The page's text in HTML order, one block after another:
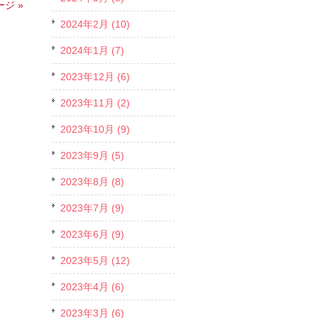
ジ »
2024年2月 (10)
2024年1月 (7)
2023年12月 (6)
2023年11月 (2)
2023年10月 (9)
2023年9月 (5)
2023年8月 (8)
2023年7月 (9)
2023年6月 (9)
2023年5月 (12)
2023年4月 (6)
2023年3月 (6)